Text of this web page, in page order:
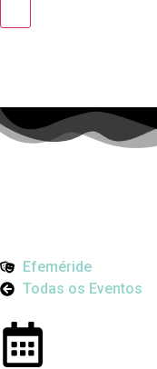
Efeméride
Todas os Eventos